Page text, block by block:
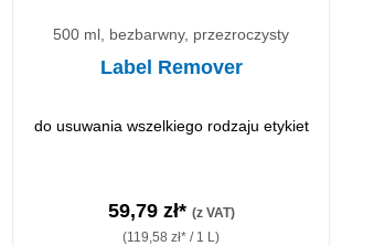
500 ml, bezbarwny, przezroczysty
Label Remover
do usuwania wszelkiego rodzaju etykiet
59,79 zł* (z VAT)
(119,58 zł* / 1 L)